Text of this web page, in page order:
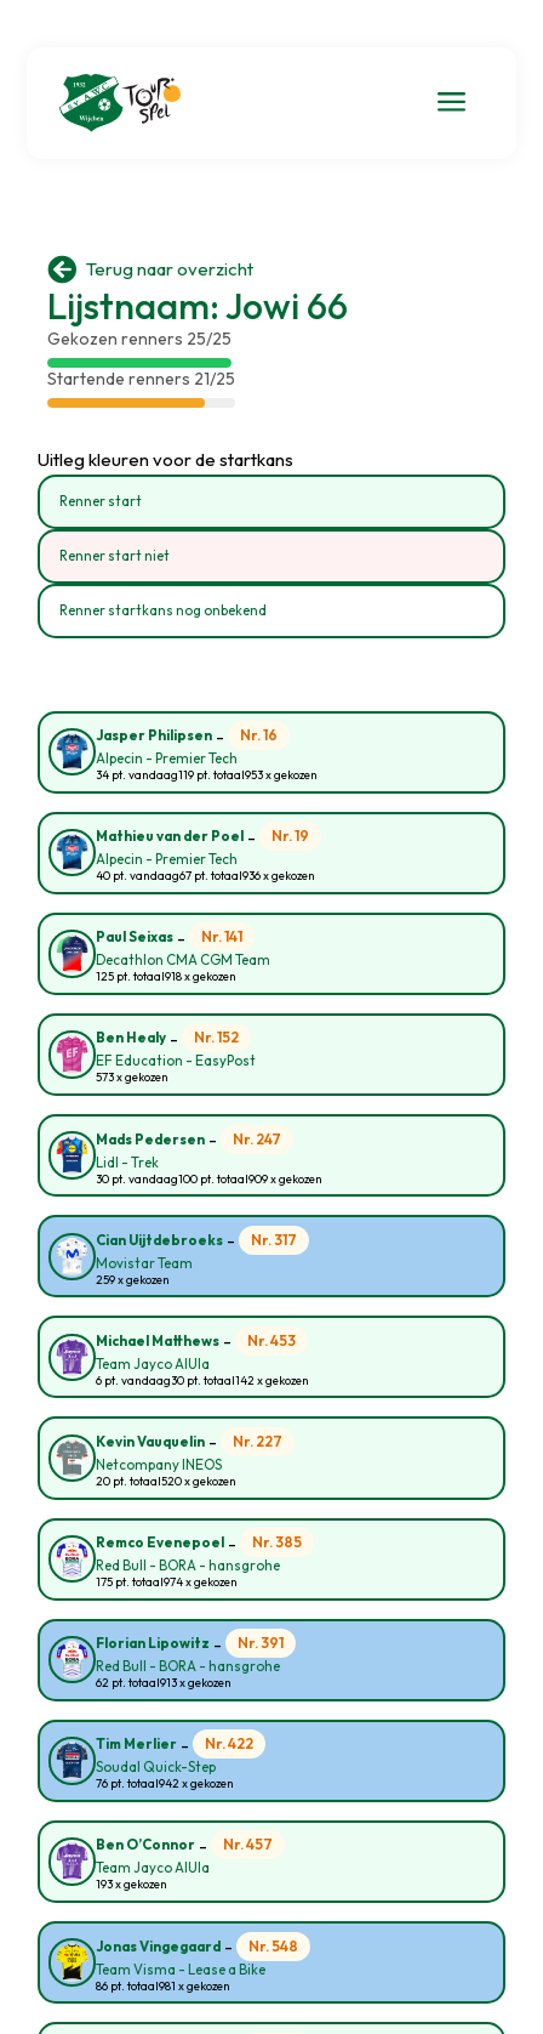
a
 Terug naar overzicht
Lijstnaam: Jowi 66
Gekozen renners 25/25
Startende renners 21/25
Uitleg kleuren voor de startkans
Renner start
Renner start niet
Renner startkans nog onbekend
Jasper Philipsen - Nr. 16
Alpecin - Premier Tech
34 pt. vandaag119 pt. totaal953 x gekozen
Mathieu van der Poel - Nr. 19
Alpecin - Premier Tech
40 pt. vandaag67 pt. totaal936 x gekozen
Paul Seixas - Nr. 141
Decathlon CMA CGM Team
125 pt. totaal918 x gekozen
Ben Healy - Nr. 152
EF Education - EasyPost
573 x gekozen
Mads Pedersen - Nr. 247
Lidl - Trek
30 pt. vandaag100 pt. totaal909 x gekozen
Cian Uijtdebroeks - Nr. 317
Movistar Team
259 x gekozen
Michael Matthews - Nr. 453
Team Jayco AlUla
6 pt. vandaag30 pt. totaal142 x gekozen
Kevin Vauquelin - Nr. 227
Netcompany INEOS
20 pt. totaal520 x gekozen
Remco Evenepoel - Nr. 385
Red Bull - BORA - hansgrohe
175 pt. totaal974 x gekozen
Florian Lipowitz - Nr. 391
Red Bull - BORA - hansgrohe
62 pt. totaal913 x gekozen
Tim Merlier - Nr. 422
Soudal Quick-Step
76 pt. totaal942 x gekozen
Ben O’Connor - Nr. 457
Team Jayco AlUla
193 x gekozen
Jonas Vingegaard - Nr. 548
Team Visma - Lease a Bike
86 pt. totaal981 x gekozen